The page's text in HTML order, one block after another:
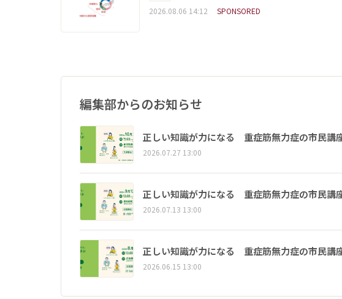
2026.08.06 14:12
SPONSORED
編集部からのお知らせ
正しい知識が力になる 重症筋無力症の市民講
2026.07.27 13:00
正しい知識が力になる 重症筋無力症の市民講
2026.07.13 13:00
正しい知識が力になる 重症筋無力症の市民講
2026.06.15 13:00